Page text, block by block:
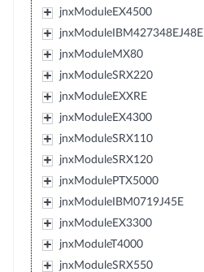
jnxModuleEX4500
jnxModuleIBM427348EJ48E
jnxModuleMX80
jnxModuleSRX220
jnxModuleEXXRE
jnxModuleEX4300
jnxModuleSRX110
jnxModuleSRX120
jnxModulePTX5000
jnxModuleIBM0719J45E
jnxModuleEX3300
jnxModuleT4000
jnxModuleSRX550